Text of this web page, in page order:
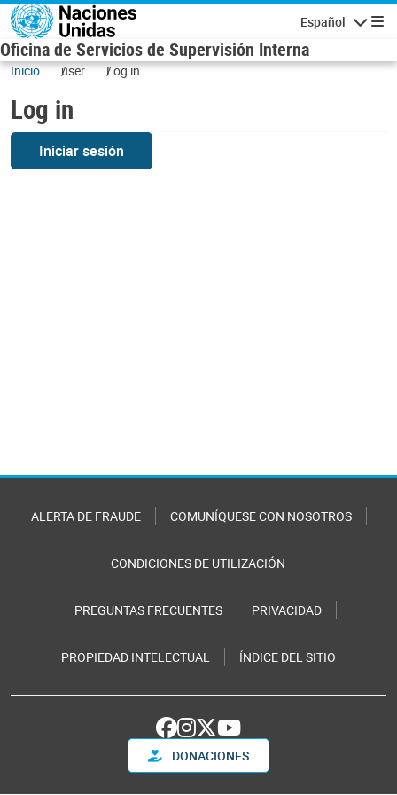
Skip to main content
Español
Oficina de Servicios de Supervisión Interna
Inicio user Log in
Log in
Iniciar sesión
ALERTA DE FRAUDE COMUNÍQUESE CON NOSOTROS
CONDICIONES DE UTILIZACIÓN
PREGUNTAS FRECUENTES PRIVACIDAD
PROPIEDAD INTELECTUAL ÍNDICE DEL SITIO
DONACIONES